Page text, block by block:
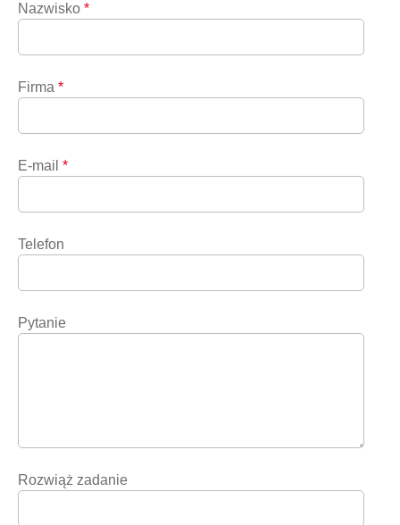
Nazwisko *
Firma *
E-mail *
Telefon
Pytanie
Rozwiąż zadanie